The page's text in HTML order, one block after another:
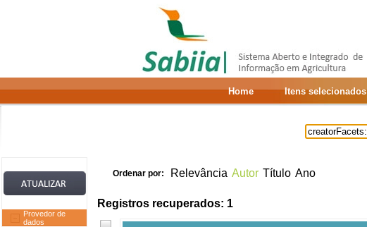
Home Itens selecionados
Provedor de
dados
Ordenar por: Relevância Autor Título Ano
Registros recuperados: 1